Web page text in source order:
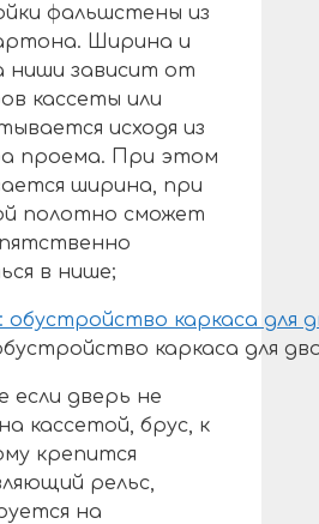
фальшстены из
Ширина и
ниши зависит от
кассеты или
исходя из
проема. При этом
ширина, при
полотно сможет
в нише;
каркаса для
если дверь не
кассетой, брус, к
крепится
рельс,
на